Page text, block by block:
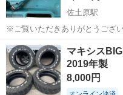
佐土原駅
※ご覧いただきありがとうございます。 ※商品説明をお
得の上でご購入お願い致します。 商品名: マキタ ボード用スク
ードライバー 6812 状態： 中古 ※現物ご確認の上ご判断くださ
い。 ※お値下...
宮崎 宮崎市 佐土原駅
マキシス
2019年製
8,000円